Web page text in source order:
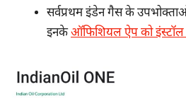
सर्वप्रथम इंडेन गैस के
इनकेऑफिशियल ऐप को इंस्टॉल